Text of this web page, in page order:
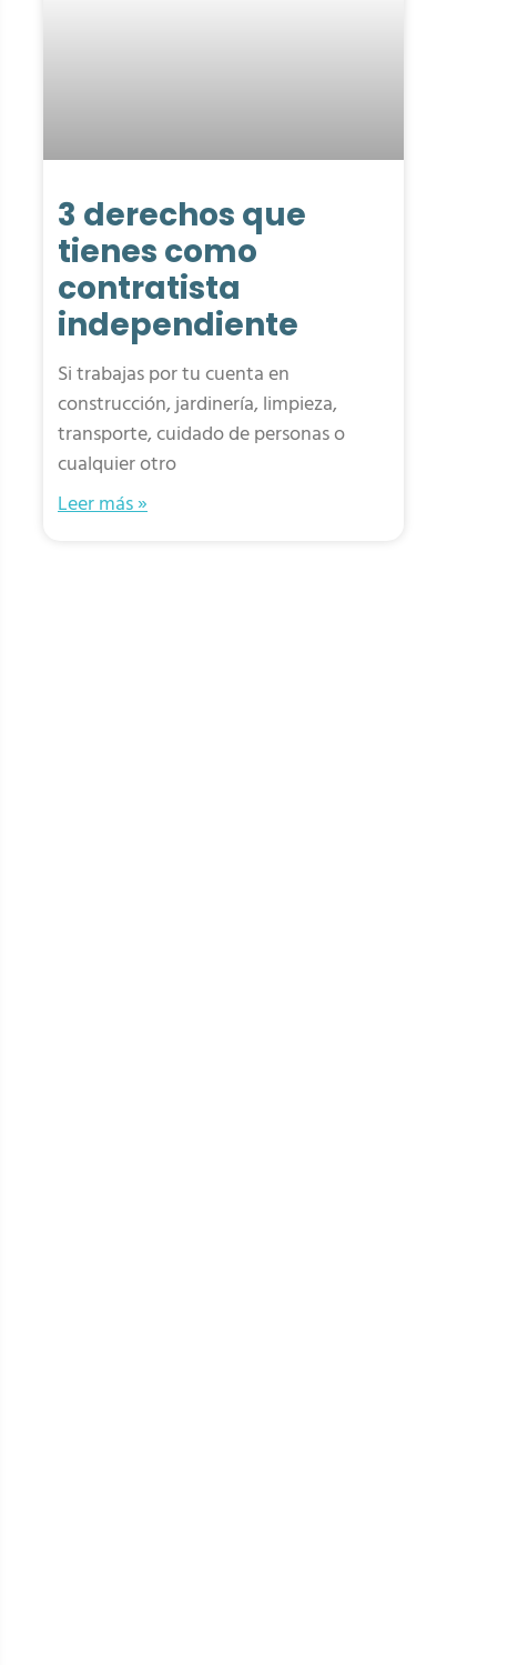
3 derechos que
tienes como
contratista
independiente
Si trabajas por tu cuenta en
construcción, jardinería, limpieza,
transporte, cuidado de personas o
cualquier otro
Leer más »